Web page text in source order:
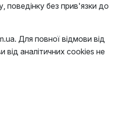
поведінку без прив'язки до
Для повної відмови від
від аналітичних cookies не